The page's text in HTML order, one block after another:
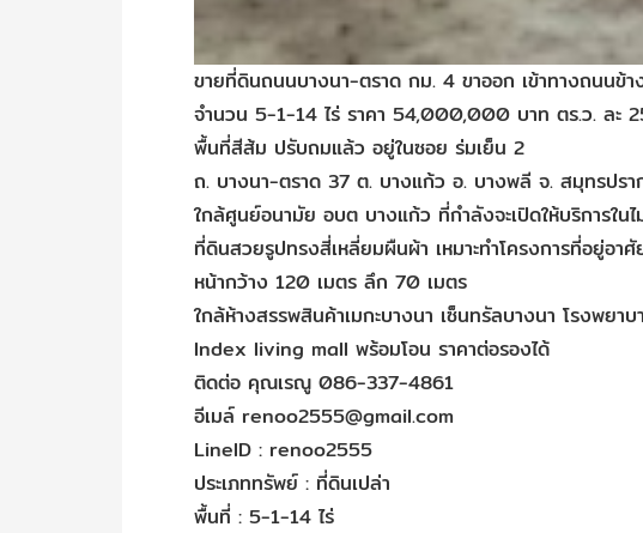
ขายที่ดินถนนบางนา‬-ตราด กม. 4 ขาออก เข้าทางถนน
จำนวน 5-1-14 ไร่ ราคา 54,000,000 บาท ตร.ว. ละ
พื้นที่สีส้ม ปรับถมแล้ว อยู่ในซอย ร่มเย็น 2
ถ. บางนา-ตราด 37 ต. บางแก้ว อ. บางพลี จ. สมุทรปรา
ใกล้ศูนย์อนามัย อบต บางแก้ว ที่กำลังจะเปิดให้บริการในไ
ที่ดินสวยรูปทรงสี่เหลี่ยมผืนผ้า‬ ‎เหมาะทำโครงการที่อยู่อาศั
หน้ากว้าง 120 เมตร ลึก 70 เมตร ‪
ใกล้ห้างสรรพสินค้าเมกะบางนา‬ ‪เซ็นทรัลบางนา‬ ‪‎โรงพยา
Index living mall พร้อมโอน ราคาต่อรองได้
ติดต่อ คุณเรณู 086-337-4861
อีเมล์ renoo2555@gmail.com
LineID : renoo2555
ประเภททรัพย์ : ที่ดินเปล่า
พื้นที่ : 5-1-14 ไร่